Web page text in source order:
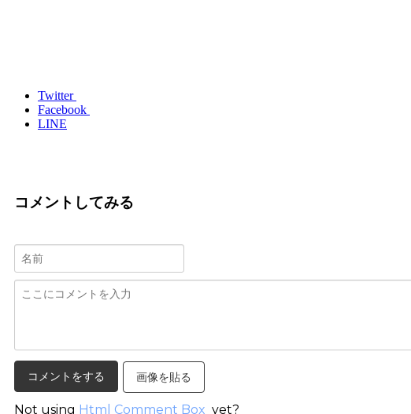
Twitter
Facebook
LINE
コメントしてみる
画像を貼る
Not using Html Comment Box yet?